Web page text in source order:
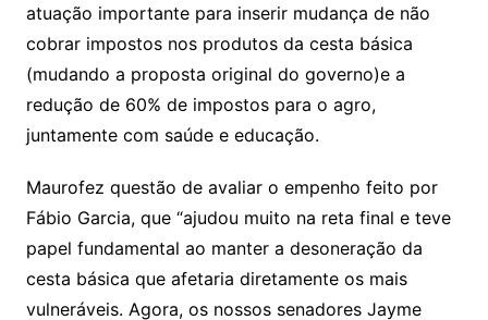
atuação importante para inserir mudança de não
cobrar impostos nos produtos da cesta básica
(mudando a proposta original do governo)e a
redução de 60% de impostos para o agro,
juntamente com saúde e educação.
Maurofez questão de avaliar o empenho feito por
Fábio Garcia, que “ajudou muito na reta final e teve
papel fundamental ao manter a desoneração da
cesta básica que afetaria diretamente os mais
vulneráveis. Agora, os nossos senadores Jayme